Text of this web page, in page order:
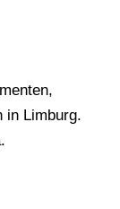
in Limburg.